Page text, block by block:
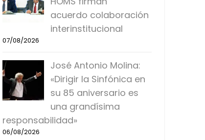
acuerdo colaboración
interinstitucional
07/08/2026
José Antonio Molina:
«Dirigir la Sinfónica en
su 85 aniversario es
una grandísima
responsabilidad»
06/08/2026